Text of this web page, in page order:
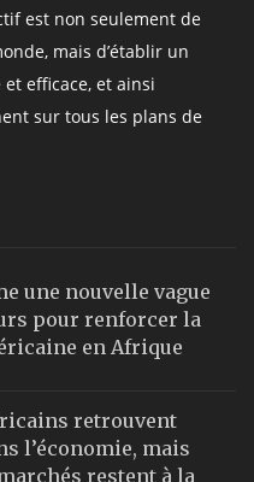
est non seulement de
mais d’établir un
efficace, et ainsi
sur tous les plans de
une nouvelle vague
pour renforcer la
en Afrique
retrouvent
l’économie, mais
restent à la